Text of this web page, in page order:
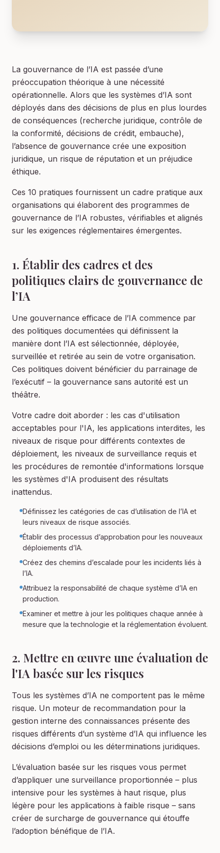
La gouvernance de l’IA est passée d’une
préoccupation théorique à une nécessité
opérationnelle. Alors que les systèmes d’IA sont
déployés dans des décisions de plus en plus lourdes
de conséquences (recherche juridique, contrôle de
la conformité, décisions de crédit, embauche),
l’absence de gouvernance crée une exposition
juridique, un risque de réputation et un préjudice
éthique.
Ces 10 pratiques fournissent un cadre pratique aux
organisations qui élaborent des programmes de
gouvernance de l’IA robustes, vérifiables et alignés
sur les exigences réglementaires émergentes.
1. Établir des cadres et des
politiques clairs de gouvernance de
l’IA
Une gouvernance efficace de l’IA commence par
des politiques documentées qui définissent la
manière dont l’IA est sélectionnée, déployée,
surveillée et retirée au sein de votre organisation.
Ces politiques doivent bénéficier du parrainage de
l’exécutif – la gouvernance sans autorité est un
théâtre.
Votre cadre doit aborder : les cas d'utilisation
acceptables pour l'IA, les applications interdites, les
niveaux de risque pour différents contextes de
déploiement, les niveaux de surveillance requis et
les procédures de remontée d'informations lorsque
les systèmes d'IA produisent des résultats
inattendus.
Définissez les catégories de cas d’utilisation de l’IA et
leurs niveaux de risque associés.
Établir des processus d’approbation pour les nouveaux
déploiements d’IA.
Créez des chemins d’escalade pour les incidents liés à
l’IA.
Attribuez la responsabilité de chaque système d’IA en
production.
Examiner et mettre à jour les politiques chaque année à
mesure que la technologie et la réglementation évoluent.
2. Mettre en œuvre une évaluation de
l'IA basée sur les risques
Tous les systèmes d’IA ne comportent pas le même
risque. Un moteur de recommandation pour la
gestion interne des connaissances présente des
risques différents d’un système d’IA qui influence les
décisions d’emploi ou les déterminations juridiques.
L’évaluation basée sur les risques vous permet
d’appliquer une surveillance proportionnée – plus
intensive pour les systèmes à haut risque, plus
légère pour les applications à faible risque – sans
créer de surcharge de gouvernance qui étouffe
l’adoption bénéfique de l’IA.